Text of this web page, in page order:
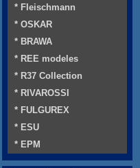
* Fleischmann
* OSKAR
* BRAWA
* REE modeles
* R37 Collection
* RIVAROSSI
* FULGUREX
* ESU
* EPM